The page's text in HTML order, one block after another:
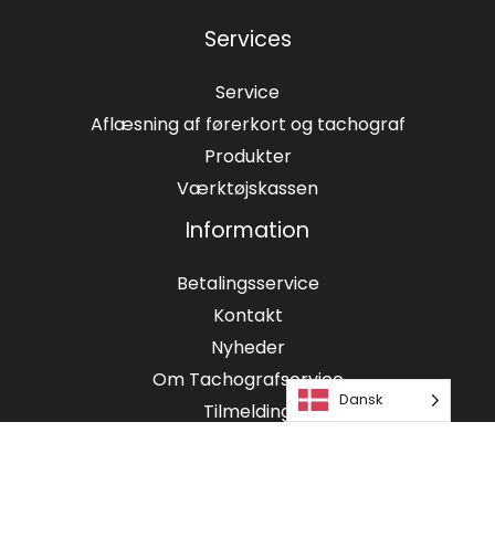
Services
Service
Aflæsning af førerkort og tachograf
Produkter
Værktøjskassen
Information
Betalingsservice
Kontakt
Nyheder
Om Tachografservice
Tilmelding
Dansk